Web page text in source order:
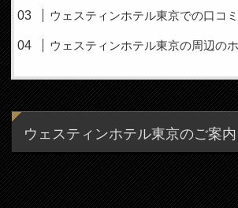
ウェスティンホテル東京での口コ
ウェスティンホテル東京の周辺の
ウェスティンホテル東京のご案内